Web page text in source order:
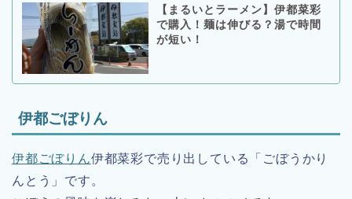
【まるいとラーメン】伊都菜彩
で購入！麺は伸びる？湯で時間
が短い！
伊都ごぼりん
伊都ごぼりん伊都菜彩で売り出している「ごぼうかり
んとう」です。